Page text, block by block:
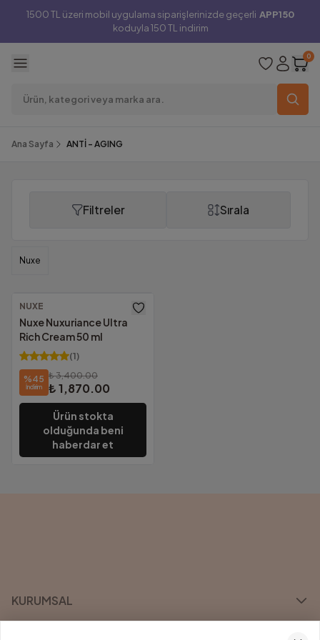
1500 TL üzeri mobil uygulama siparişlerinizde geçerli APP150
koduyla 150 TL indirim
0
Ana Sayfa ANTİ - AGING
Filtreler
ANTİ - AGING Sırala
Nuxe
Ücretsiz Kargo
NUXE
Nuxe Nuxuriance Ultra
Rich Cream 50 ml
(1)
%45
İndirim
₺ 3,400.00
₺ 1,870.00
Ürün stokta
olduğunda beni
haberdar et
KURUMSAL